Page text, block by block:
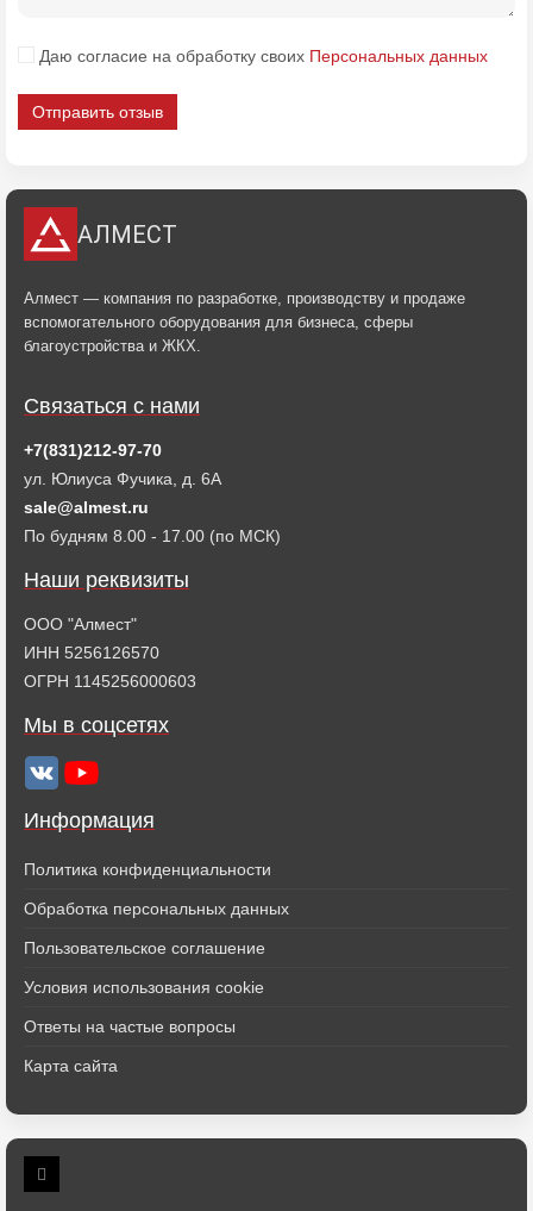
Даю согласие на обработку своих Персональных данных
Отправить отзыв
АЛМЕСТ
Алмест — компания по разработке, производству и продаже
вспомогательного оборудования для бизнеса, сферы
благоустройства и ЖКХ.
Информация
Политика конфиденциальности
Обработка персональных данных
Пользовательское соглашение
Условия использования cookie
Ответы на частые вопросы
Карта сайта
Связаться с нами
+7(831)212-97-70
ул. Юлиуса Фучика, д. 6А
sale@almest.ru
По будням 8.00 - 17.00 (по МСК)
Наши реквизиты
ООО "Алмест"
ИНН 5256126570
ОГРН 1145256000603
Мы в соцсетях